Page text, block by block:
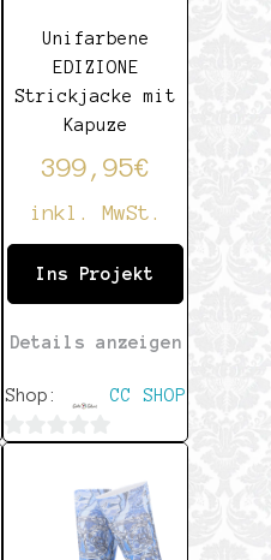
Unifarbene
EDIZIONE
Strickjacke mit
Kapuze
399,95€
inkl. MwSt.
Ins Projekt
Details anzeigen
Shop: CC SHOP